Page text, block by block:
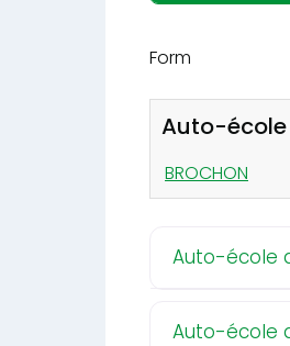
Form
Auto-école
BROCHON
Auto-école
Auto-école